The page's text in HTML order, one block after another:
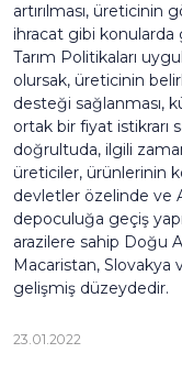
artırılması, üreticinin
ihracat gibi konularda
Tarım Politikaları
olursak, üreticinin
desteği sağlanması,
ortak bir fiyat istikrarı
doğrultuda, ilgili
üreticiler, ürünlerinin
devletler özelinde ve
depoculuğa geçiş
arazilere sahip Doğu
Macaristan, Slovakya
gelişmiş düzeydedir.
23.01.2022